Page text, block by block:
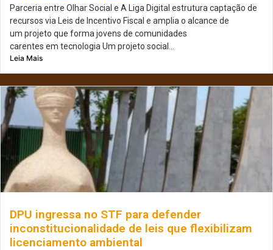
Parceria entre Olhar Social e A Liga Digital estrutura captação de
recursos via Leis de Incentivo Fiscal e amplia o alcance de
um projeto que forma jovens de comunidades
carentes em tecnologia Um projeto social...
Leia Mais
DPU ingressa no STF para defender
inconstitucionalidade de leis que flexibilizam
licenciamento ambiental